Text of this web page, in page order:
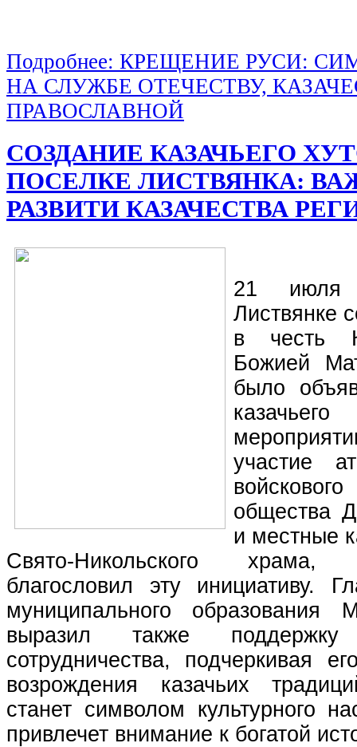
Подробнее: КРЕЩЕНИЕ РУСИ:
НА СЛУЖБЕ ОТЕЧЕСТВУ,
ПРАВОСЛАВНОЙ
СОЗДАНИЕ КАЗАЧЬЕГО
ПОСЕЛКЕ ЛИСТВЯНКА:
РАЗВИТИ КАЗАЧЕСТВА
21
Листвянке
в честь
Божией
было
участие
общества
и местные
Свято-Никольского
благословил эту инициативу.
муниципального образования
выразил также
сотрудничества, подчеркивая
возрождения казачьих
станет символом культурного
привлечет внимание к богатой